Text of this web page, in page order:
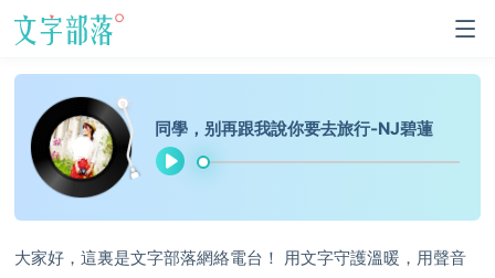
同學，别再跟我說你要去旅行-NJ碧蓮
大家好，這裏是文字部落網絡電台！ 用文字守護溫暖，用聲音